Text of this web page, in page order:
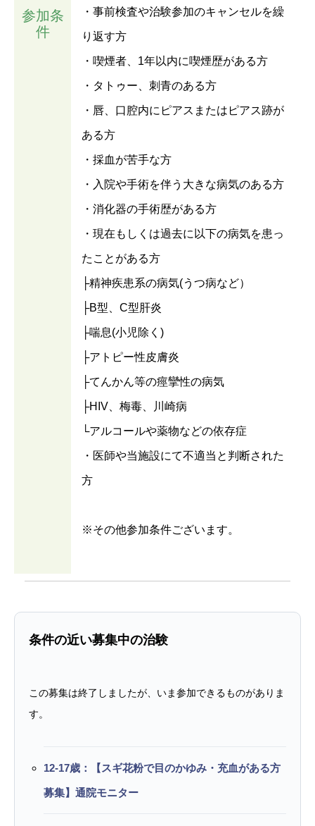
参加条
件
・事前検査や治験参加のキャンセルを繰
り返す方
・喫煙者、1年以内に喫煙歴がある方
・タトゥー、刺青のある方
・唇、口腔内にピアスまたはピアス跡が
ある方
・採血が苦手な方
・入院や手術を伴う大きな病気のある方
・消化器の手術歴がある方
・現在もしくは過去に以下の病気を患っ
たことがある方
├精神疾患系の病気(うつ病など）
├B型、C型肝炎
├喘息(小児除く)
├アトピー性皮膚炎
├てんかん等の痙攣性の病気
├HIV、梅毒、川崎病
└アルコールや薬物などの依存症
・医師や当施設にて不適当と判断された
方
※その他参加条件ございます。
条件の近い募集中の治験
この募集は終了しましたが、いま参加できるものがありま
す。
12-17歳：【スギ花粉で目のかゆみ・充血がある方
募集】通院モニター